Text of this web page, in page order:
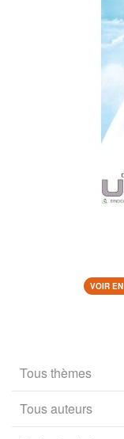
VOIR